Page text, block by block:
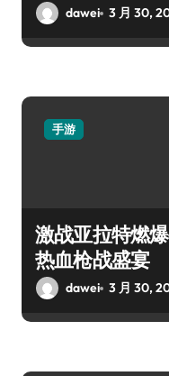
dawei 3 月 30,
手游
激战亚拉特燃
热血枪战盛宴
dawei 3 月 30,